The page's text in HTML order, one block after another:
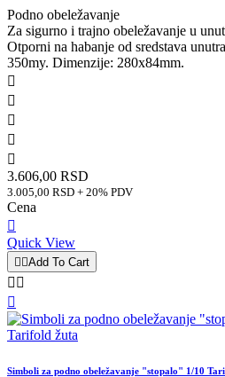
Podno obeležavanje
Za sigurno i trajno obeležavanje u
Otporni na habanje od sredstava
350my. Dimenzije: 280x84mm.





3.606,00 RSD
3.005,00 RSD + 20% PDV
Cena

Quick View
Add To Cart
 

Simboli za podno obeležavanje "stopalo" 1/10